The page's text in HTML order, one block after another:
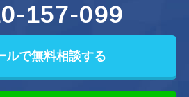
157-099
ルで無料相談する